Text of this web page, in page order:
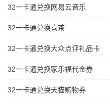
32一卡通兑换网易云音乐
32一卡通兑换喜茶
32一卡通兑换大众点评礼品卡
32一卡通兑换家乐福代金券
32一卡通兑换天猫购物券